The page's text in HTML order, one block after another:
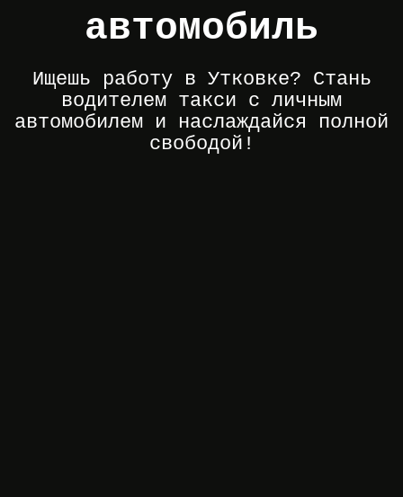
автомобиль
Ищешь работу в Утковке? Стань
водителем такси с личным
автомобилем и наслаждайся полной
свободой!